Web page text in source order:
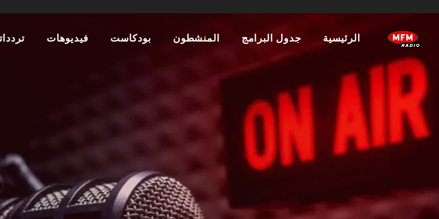
الرئيسية جدول البرامج المنشطون بودكاست فيديوهات